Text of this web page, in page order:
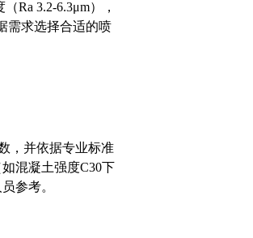
Ra 3.2-6.3μm），
需求选择合适的喷
，并依据专业标准
混凝土强度C30下
参考。